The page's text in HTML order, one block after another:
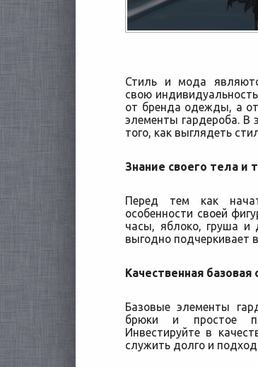
Стиль и мода
свою
от бренда одежды, а
элементы гардероба. В
того, как выглядеть
Знание своего тела и
Перед тем как
особенности своей
часы, яблоко, груша и
выгодно подчеркивает
Качественная
Базовые элементы
брюки и простое
Инвестируйте в
служить долго и